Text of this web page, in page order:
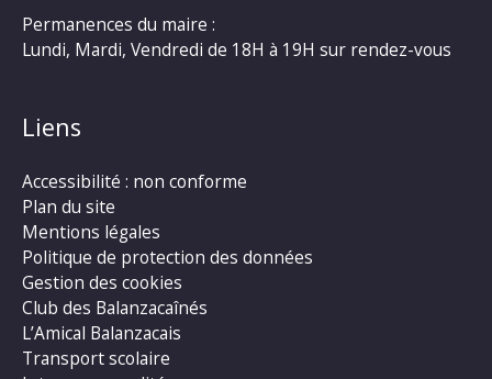
Permanences du maire :
Lundi, Mardi, Vendredi de 18H à 19H sur rendez-vous
Liens
Accessibilité : non conforme
Plan du site
Mentions légales
Politique de protection des données
Gestion des cookies
Club des Balanzacaînés
L’Amical Balanzacais
Transport scolaire